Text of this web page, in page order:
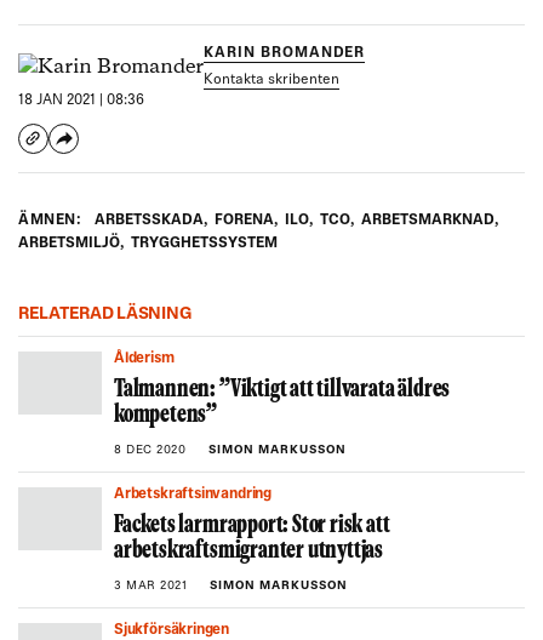
KARIN BROMANDER
Kontakta skribenten
18 JAN 2021 | 08:36
ÄMNEN: ARBETSSKADA, FORENA, ILO, TCO, ARBETSMARKNAD,
ARBETSMILJÖ, TRYGGHETSSYSTEM
RELATERAD LÄSNING
Ålderism
Talmannen: ”Viktigt att tillvarata äldres
kompetens”
8 DEC 2020 SIMON MARKUSSON
Arbetskraftsinvandring
Fackets larmrapport: Stor risk att
arbetskraftsmigranter utnyttjas
3 MAR 2021 SIMON MARKUSSON
Sjukförsäkringen